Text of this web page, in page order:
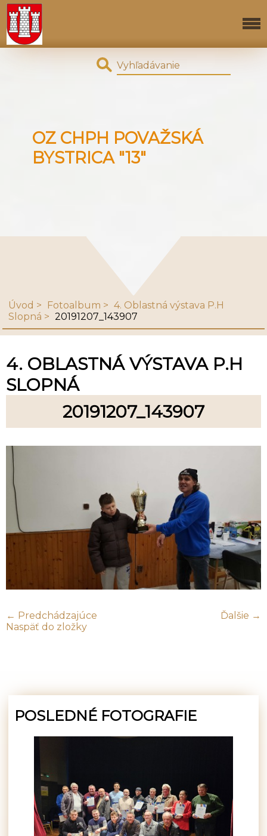
OZ CHPH POVAŽSKÁ
BYSTRICA "13"
Úvod Fotoalbum
4. Oblastná výstava P.H
Slopná
20191207_143907
4. OBLASTNÁ VÝSTAVA P.H
SLOPNÁ
20191207_143907
← Predchádzajúce
Ďalšie →
Naspäť do zložky
POSLEDNÉ FOTOGRAFIE